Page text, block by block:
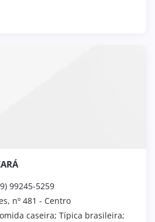
99245-5259
nº 481 - Centro
caseira; Típica brasileira;